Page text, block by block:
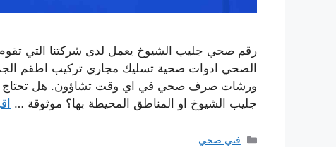
رقم صحي جليب الشيوخ يعمل لدى شركتنا التي
الصحي ادوات صحية تسليك مجاري تركيب اطقم
ورشات صرف صحي في اي وقت تشاؤون. هل تحتاج
جليب الشيوخ او المناطق المحيطة بها؟ موثوقة …
التصنيفات
فني صحي